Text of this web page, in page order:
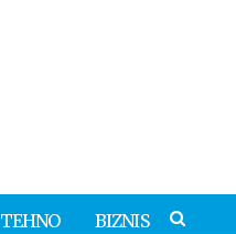
TEHNO BIZNIS